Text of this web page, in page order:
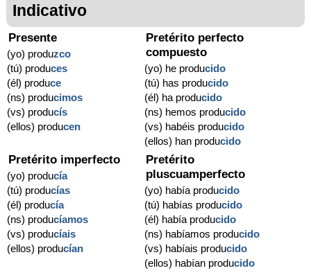
Indicativo
Presente
(yo) produzco
(tú) produces
(él) produce
(ns) producimos
(vs) producís
(ellos) producen
Pretérito perfecto
compuesto
(yo) he producido
(tú) has producido
(él) ha producido
(ns) hemos producido
(vs) habéis producido
(ellos) han producido
Pretérito imperfecto
(yo) producía
(tú) producías
(él) producía
(ns) producíamos
(vs) producíais
(ellos) producían
Pretérito
pluscuamperfecto
(yo) había producido
(tú) habías producido
(él) había producido
(ns) habíamos producido
(vs) habíais producido
(ellos) habían producido